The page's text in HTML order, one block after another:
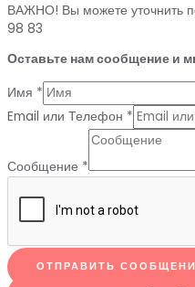
ВАЖНО! Вы можете уточнить
98 83
Оставьте нам сообщение и
Имя *
Email или Телефон *
Сообщение *
ОТПРАВИТЬ